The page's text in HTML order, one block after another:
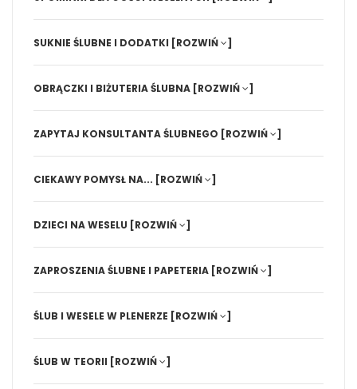
SUKNIE ŚLUBNE I DODATKI [ROZWIŃ ]
OBRĄCZKI I BIŻUTERIA ŚLUBNA [ROZWIŃ ]
ZAPYTAJ KONSULTANTA ŚLUBNEGO [ROZWIŃ ]
CIEKAWY POMYSŁ NA... [ROZWIŃ ]
DZIECI NA WESELU [ROZWIŃ ]
ZAPROSZENIA ŚLUBNE I PAPETERIA [ROZWIŃ ]
ŚLUB I WESELE W PLENERZE [ROZWIŃ ]
ŚLUB W TEORII [ROZWIŃ ]